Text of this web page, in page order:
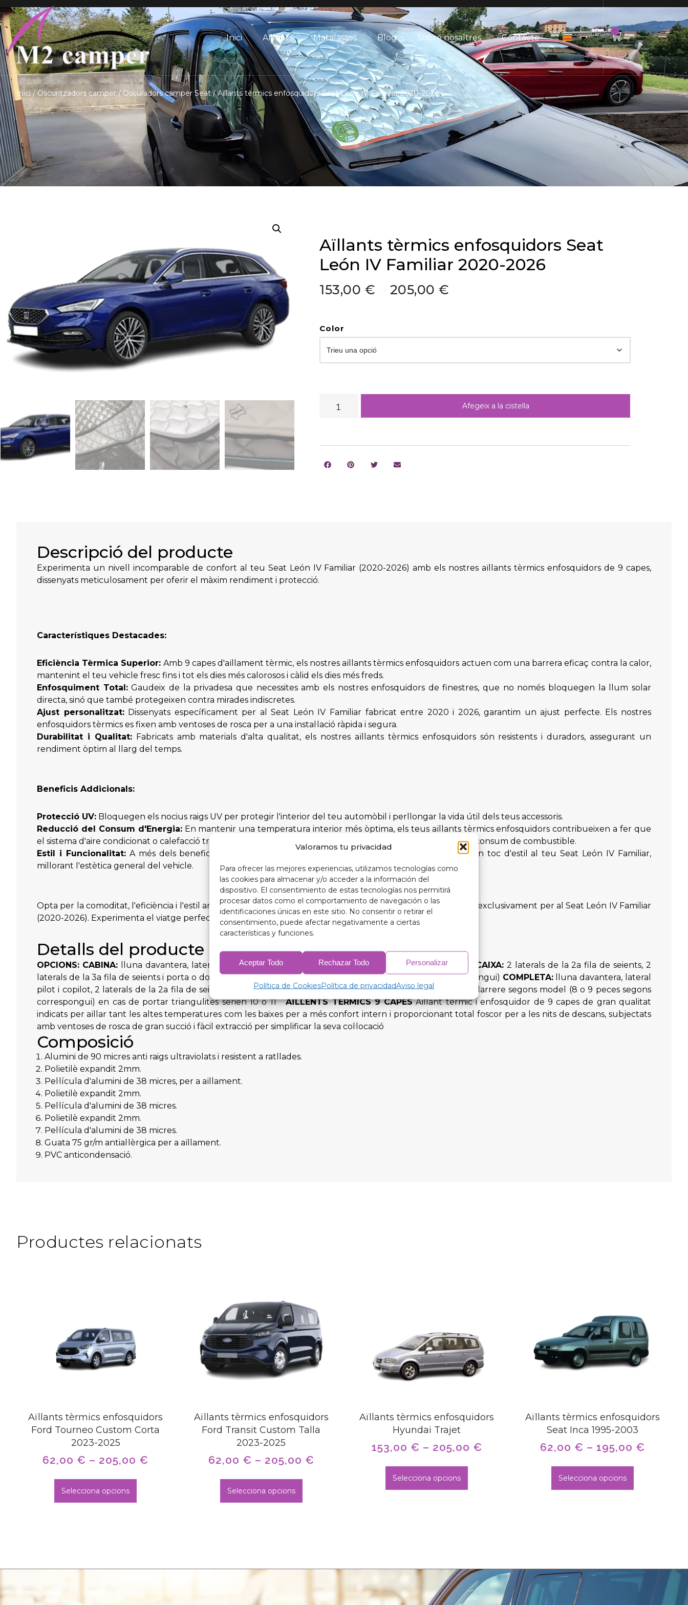
Valoramos tu privacidad
Para ofrecer las mejores experiencias, utilizamos tecnologías como
las cookies para almacenar y/o acceder a la información del
dispositivo. El consentimiento de estas tecnologías nos permitirá
procesar datos como el comportamiento de navegación o las
identificaciones únicas en este sitio. No consentir o retirar el
consentimiento, puede afectar negativamente a ciertas
características y funciones.
Aceptar Todo Rechazar Todo Personalizar
Política de CookiesPolítica de privacidadAviso legal
Saltar
al
contingut
Inici Aïllants Matalassos Blog Sobre nosaltres Contacte
0
Inici/Oscuritzadors camper/ Oscuradors camper Seat/ Aïllants tèrmics enfosquidors Seat León IV Familiar 2020-2026
Aïllants tèrmics enfosquidors Seat
León IV Familiar 2020-2026
153,00 € 205,00 €
Color
Afegeix a la cistella
Descripció del producte
Experimenta un nivell incomparable de confort al teu Seat León IV Familiar (2020-2026) amb els nostres aïllants tèrmics enfosquidors de 9 capes,
dissenyats meticulosament per oferir el màxim rendiment i protecció.
Característiques Destacades:
Eficiència Tèrmica Superior: Amb 9 capes d'aïllament tèrmic, els nostres aïllants tèrmics enfosquidors actuen com una barrera eficaç contra la calor,
mantenint el teu vehicle fresc fins i tot els dies més calorosos i càlid els dies més freds.
Enfosquiment Total:Gaudeix de la privadesa que necessites amb els nostres enfosquidors de finestres, que no només bloquegen la llum solar
directa, sinó que també protegeixen contra mirades indiscretes.
Ajust personalitzat:Dissenyats específicament per al Seat León IV Familiar fabricat entre 2020 i 2026, garantim un ajust perfecte. Els nostres
enfosquidors tèrmics es fixen amb ventoses de rosca per a una instal·lació ràpida i segura.
Durabilitat i Qualitat:Fabricats amb materials d'alta qualitat, els nostres aïllants tèrmics enfosquidors són resistents i duradors, assegurant un
rendiment òptim al llarg del temps.
Beneficis Addicionals:
Protecció UV: Bloquegen els nocius raigs UV per protegir l'interior del teu automòbil i perllongar la vida útil dels teus accessoris.
Reducció del Consum d'Energia:En mantenir una temperatura interior més òptima, els teus aïllants tèrmics enfosquidors contribueixen a fer que
el sistema d'aire condicionat o calefacció treballi de manera més eficient, cosa que es tradueix en un menor consum de combustible.
Estil i Funcionalitat:A més dels beneficis pràctics, els nostres aïllants tèrmics enfosquidors afegeixen un toc d'estil al teu Seat León IV Familiar,
millorant l'estètica general del vehicle.
Opta per la comoditat, l'eficiència i l'estil amb els nostres aïllants tèrmics enfosquidors de 9 capes dissenyats exclusivament per al Seat León IV Familiar
(2020-2026). Experimenta el viatge perfecte a totes les estacions.
Detalls del producte
OPCIONS: CABINA:lluna davantera, lateral pilot i copilot (3 peces) (5 peces en cas que porti triangulits) CAIXA: 2 laterals de la 2a fila de seients, 2
laterals de la 3a fila de seients i porta o doble porta del darrere segons model (5 o 6 peces segons correspongui) COMPLETA:lluna davantera, lateral
pilot i copilot, 2 laterals de la 2a fila de seients, 2 laterals de la 3a fila de seients, i porta o doble porta del darrere segons model (8 o 9 peces segons
correspongui) en cas de portar triangulites serien 10 o 11AÏLLENTS TÈRMICS 9 CAPESAïllant tèrmic i enfosquidor de 9 capes de gran qualitat
indicats per aïllar tant les altes temperatures com les baixes per a més confort intern i proporcionant total foscor per a les nits de descans, subjectats
amb ventoses de rosca de gran succió i fàcil extracció per simplificar la seva col·locació
Composició
Alumini de 90 micres anti raigs ultraviolats i resistent a ratllades.
Polietilè expandit 2mm.
Pel·lícula d'alumini de 38 micres, per a aïllament.
Polietilè expandit 2mm.
Pel·lícula d'alumini de 38 micres.
Polietilè expandit 2mm.
Pel·lícula d'alumini de 38 micres.
Guata 75 gr/m antial·lèrgica per a aïllament.
PVC anticondensació.
Productes relacionats
Aïllants tèrmics enfosquidors
Ford Tourneo Custom Corta
2023-2025
62,00 € – 205,00 €
Selecciona opcions
Aïllants tèrmics enfosquidors
Ford Transit Custom Talla
2023-2025
62,00 € – 205,00 €
Selecciona opcions
Aïllants tèrmics enfosquidors
Hyundai Trajet
153,00 € – 205,00 €
Selecciona opcions
Aïllants tèrmics enfosquidors
Seat Inca 1995-2003
62,00 € – 195,00 €
Selecciona opcions